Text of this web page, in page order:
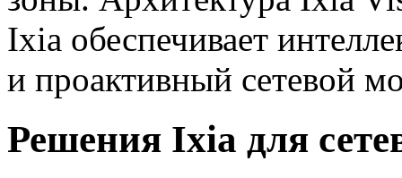
Ixia обеспечивает
и проактивный сетевой
Решения Ixia для